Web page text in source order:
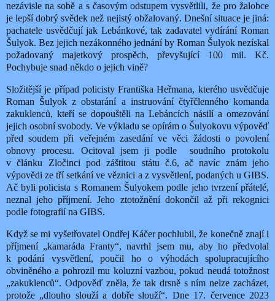
nezávisle na sobě a s časovým odstupem vysvětlili, že pro žalobce
je lepší dobrý svědek než nejistý obžalovaný. Dnešní situace je jiná:
pachatele usvědčují jak Lebánkové, tak zadavatel vydírání Roman
Šulyok. Bez jejich nezákonného jednání by Roman Šulyok nezískal
požadovaný majetkový prospěch, převyšující 100 mil. Kč.
Pochybuje snad někdo o jejich vině?
Složitější je případ policisty Františka Heřmana, kterého usvědčuje
Roman Šulyok z obstarání a instruování čtyřčlenného komanda
zakuklenců, kteří se dopouštěli na Lebáncích násilí a omezování
jejich osobní svobody. Ve výkladu se opírám o Šulyokovu výpověď
před soudem při veřejném zasedání ve věci žádosti o povolení
obnovy procesu. Ocitoval jsem ji podle
soudního protokolu
v článku Zločinci pod záštitou státu č.6, ač navíc znám jeho
výpovědi ze tří setkání ve věznici a z vysvětlení, podaných u GIBS.
Ač byli policista s Romanem Šulyokem podle jeho tvrzení přátelé,
neznal jeho příjmení. Jeho ztotožnění dokončil až při rekognici
podle fotografií na GIBS.
Když se mi vyšetřovatel Ondřej Káčer pochlubil, že konečně znají i
příjmení „kamaráda Franty“, navrhl jsem mu, aby ho předvolal
k podání vysvětlení, poučil ho o výhodách spolupracujícího
obviněného a pohrozil mu koluzní vazbou, pokud neudá totožnost
„zakuklenců“. Odpověď zněla, že tak drsně s ním nelze zacházet,
protože „dlouho slouží a dobře slouží“. Dne 17. července 2023